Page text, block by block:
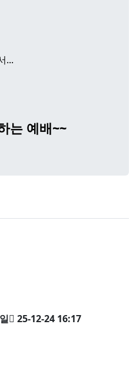
...
는 예배~~
25-12-24 16:17